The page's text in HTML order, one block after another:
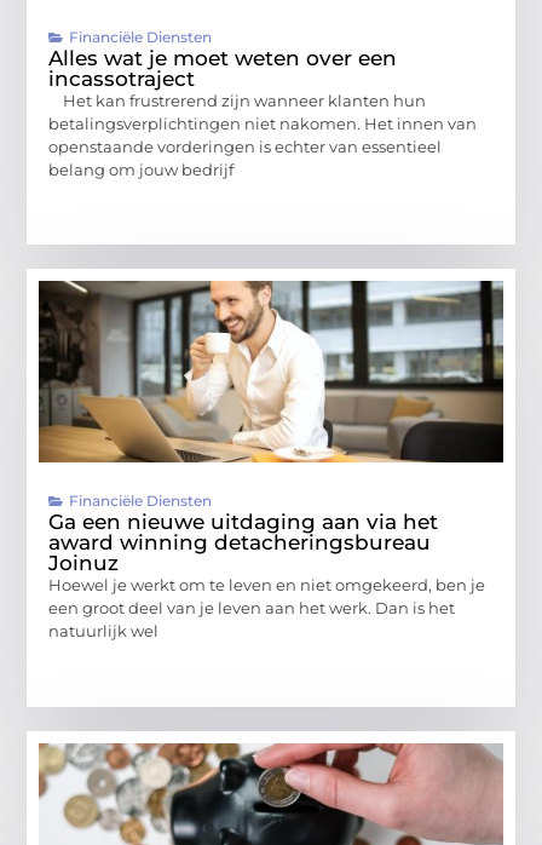
Financiële Diensten
Alles wat je moet weten over een
incassotraject
Het kan frustrerend zijn wanneer klanten hun
betalingsverplichtingen niet nakomen. Het innen van
openstaande vorderingen is echter van essentieel
belang om jouw bedrijf
Financiële Diensten
Ga een nieuwe uitdaging aan via het
award winning detacheringsbureau
Joinuz
Hoewel je werkt om te leven en niet omgekeerd, ben je
een groot deel van je leven aan het werk. Dan is het
natuurlijk wel